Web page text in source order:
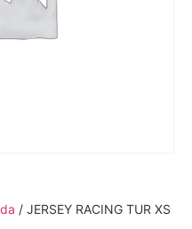
/ JERSEY RACING TUR XS